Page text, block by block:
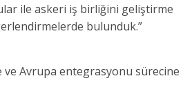
ile askeri iş birliğini geliştirme
bulunduk.”
ve Avrupa entegrasyonu sürecine